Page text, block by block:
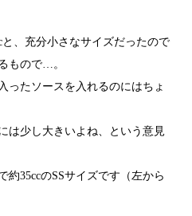
、充分小さなサイズだったので
もので…。
ったソースを入れるのにはちょ
は少し大きいよね、という意見
約35ccのSSサイズです（左から